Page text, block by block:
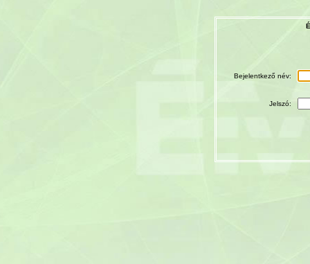
Bejelentkező név:
Jelszó: